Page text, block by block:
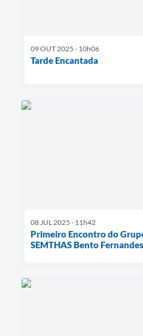
09 OUT 2025 - 10h06
Tarde Encantada
08 JUL 2025 - 11h42
Primeiro Encontro do
SEMTHAS Bento Fernandes